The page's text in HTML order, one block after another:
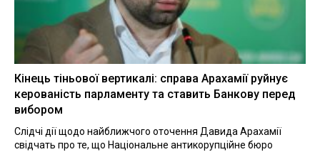
Кінець тіньової вертикалі: справа Арахамії руйнує
керованість парламенту та ставить Банкову перед
вибором
Слідчі дії щодо найближчого оточення Давида Арахамії
свідчать про те, що Національне антикорупційне бюро